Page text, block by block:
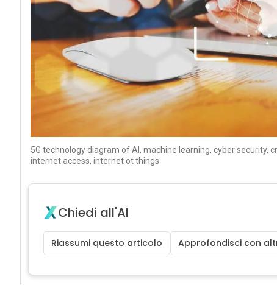
5G technology diagram of AI, machine learning, cyber security,
internet access, internet ot things
Chiedi all'AI
Riassumi questo articolo Approfondisci con